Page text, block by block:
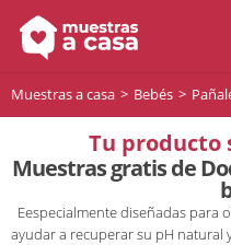
Muestras a casa Bebés Pañales y
Tu producto
Muestras gratis de
Eespecialmente diseñadas para
ayudar a recuperar su pH natural